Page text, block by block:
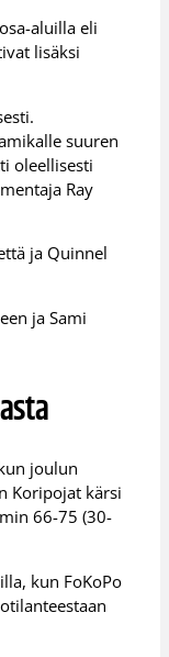
aluilla eli
lisäksi
suuren
oleellisesti
Ray
ja Quinnel
ja Sami
joulun
Koripojat kärsi
66-75 (30-
kun FoKoPo